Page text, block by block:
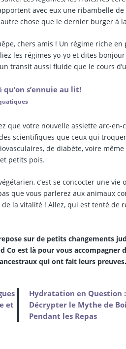
avec eux une ribambelle
chose que le dernier burger à
chers amis ! Un régime riche
les régimes yo-yo et dites
transit aussi fluide que le cours
s’ennuie au lit!
que votre nouvelle assiette arc-
scientifiques que ceux qui
de diabète, voire
petits pois.
c’est se concocter une
que vous parlerez aux animaux
la vitalité ! Allez, qui est tenté de
sur de petits changements
Co est là pour vous
qui ont fait leurs
et
Hydratation en Question :
Décrypter le Mythe de
Pendant les Repas